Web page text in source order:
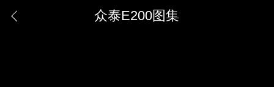
众泰E200图集